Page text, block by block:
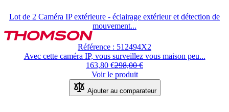
Lot de 2 Caméra IP extérieure - éclairage extérieur et détection de
mouvement...
prix
dépend
des
options
choisies
sur
la
Référence : 512494X2
Avec cette caméra IP, vous surveillez vous maison peu...
163,80 €298,00 €
Voir le produit
Ajouter au comparateur